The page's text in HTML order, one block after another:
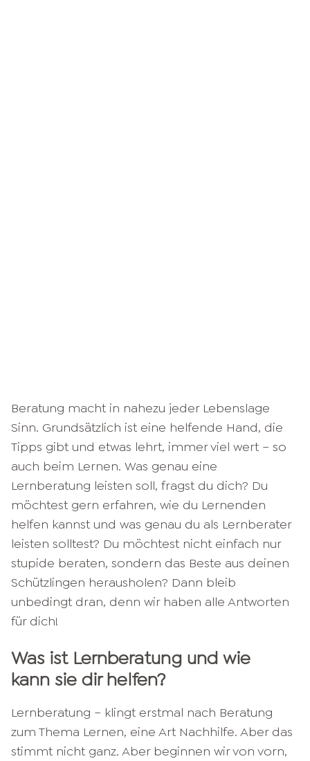
Beratung macht in nahezu jeder Lebenslage
Sinn. Grundsätzlich ist eine helfende Hand, die
Tipps gibt und etwas lehrt, immer viel wert – so
auch beim Lernen. Was genau eine
Lernberatung leisten soll, fragst du dich? Du
möchtest gern erfahren, wie du Lernenden
helfen kannst und was genau du als Lernberater
leisten solltest? Du möchtest nicht einfach nur
stupide beraten, sondern das Beste aus deinen
Schützlingen herausholen? Dann bleib
unbedingt dran, denn wir haben alle Antworten
für dich!
Was ist Lernberatung und wie
kann sie dir helfen?
Lernberatung – klingt erstmal nach Beratung
zum Thema Lernen, eine Art Nachhilfe. Aber das
stimmt nicht ganz. Aber beginnen wir von vorn,